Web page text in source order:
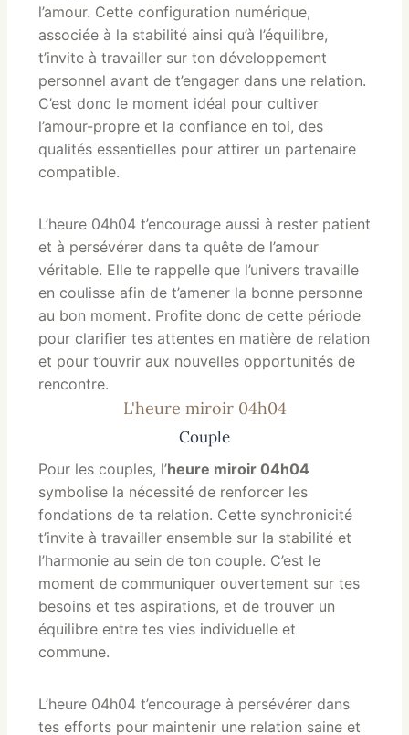
l’amour. Cette configuration numérique,
associée à la stabilité ainsi qu’à l’équilibre,
t’invite à travailler sur ton développement
personnel avant de t’engager dans une relation.
C’est donc le moment idéal pour cultiver
l’amour-propre et la confiance en toi, des
qualités essentielles pour attirer un partenaire
compatible.
L’heure 04h04 t’encourage aussi à rester patient
et à persévérer dans ta quête de l’amour
véritable. Elle te rappelle que l’univers travaille
en coulisse afin de t’amener la bonne personne
au bon moment. Profite donc de cette période
pour clarifier tes attentes en matière de relation
et pour t’ouvrir aux nouvelles opportunités de
rencontre.
L'heure miroir 04h04
Couple
Pour les couples, l’heure miroir 04h04
symbolise la nécessité de renforcer les
fondations de ta relation. Cette synchronicité
t’invite à travailler ensemble sur la stabilité et
l’harmonie au sein de ton couple. C’est le
moment de communiquer ouvertement sur tes
besoins et tes aspirations, et de trouver un
équilibre entre tes vies individuelle et
commune.
L’heure 04h04 t’encourage à persévérer dans
tes efforts pour maintenir une relation saine et